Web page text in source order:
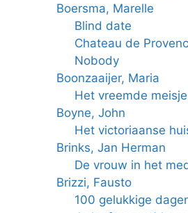
Boersma, Marelle
Blind date
Chateau de
Nobody
Boonzaaijer, Maria
Het vreemde meisje
Boyne, John
Het victoriaanse
Brinks, Jan Herman
De vrouw in het
Brizzi, Fausto
100 gelukkige